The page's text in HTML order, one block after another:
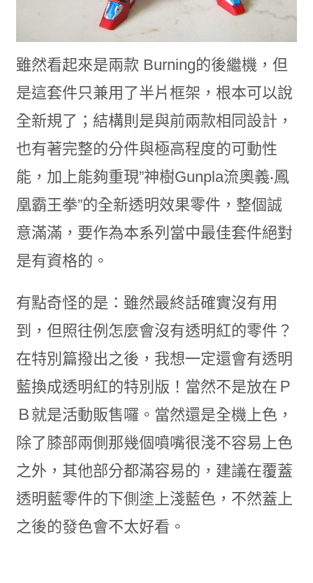
雖然看起來是兩款 Burning的後繼機，但
是這套件只兼用了半片框架，根本可以說
全新規了；結構則是與前兩款相同設計，
也有著完整的分件與極高程度的可動性
能，加上能夠重現”神樹Gunpla流奧義‧鳳
凰霸王拳”的全新透明效果零件，整個誠
意滿滿，要作為本系列當中最佳套件絕對
是有資格的。
有點奇怪的是：雖然最終話確實沒有用
到，但照往例怎麼會沒有透明紅的零件？
在特別篇撥出之後，我想一定還會有透明
藍換成透明紅的特別版！當然不是放在Ｐ
Ｂ就是活動販售囉。當然還是全機上色，
除了膝部兩側那幾個噴嘴很淺不容易上色
之外，其他部分都滿容易的，建議在覆蓋
透明藍零件的下側塗上淺藍色，不然蓋上
之後的發色會不太好看。